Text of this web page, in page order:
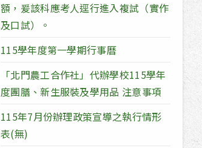
額，爰該科應考人逕行進入複試（實作
及口試）。
115學年度第一學期行事曆
「北門農工合作社」代辦學校115學年
度團膳、新生服裝及學用品 注意事項
115年7月份辦理政策宣導之執行情形
表(無)